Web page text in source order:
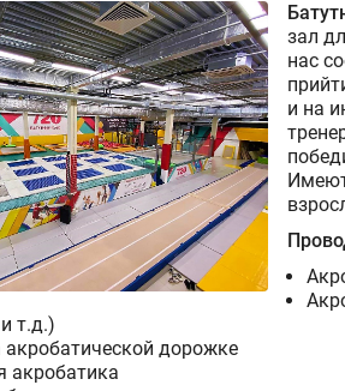
зал
нас
и на
т.д.)
дорожке
акробатика